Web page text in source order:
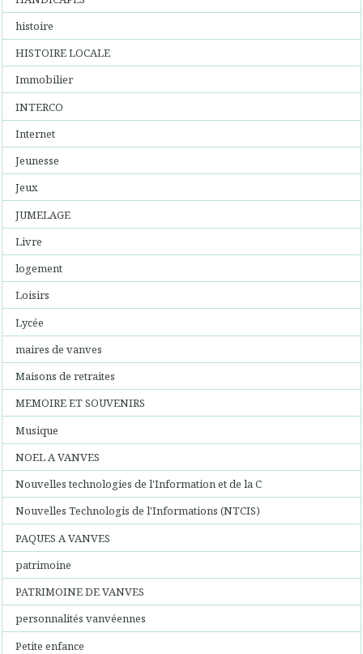
histoire
HISTOIRE LOCALE
Immobilier
INTERCO
Internet
Jeunesse
Jeux
JUMELAGE
Livre
logement
Loisirs
Lycée
maires de vanves
Maisons de retraites
MEMOIRE ET SOUVENIRS
Musique
NOEL A VANVES
Nouvelles technologies de l'Information et de la C
Nouvelles Technologis de l'Informations (NTCIS)
PAQUES A VANVES
patrimoine
PATRIMOINE DE VANVES
personnalités vanvéennes
Petite enfance